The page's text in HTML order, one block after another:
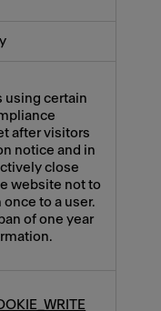
using certain
after visitors
notice and in
close
website not to
to a user.
of one year